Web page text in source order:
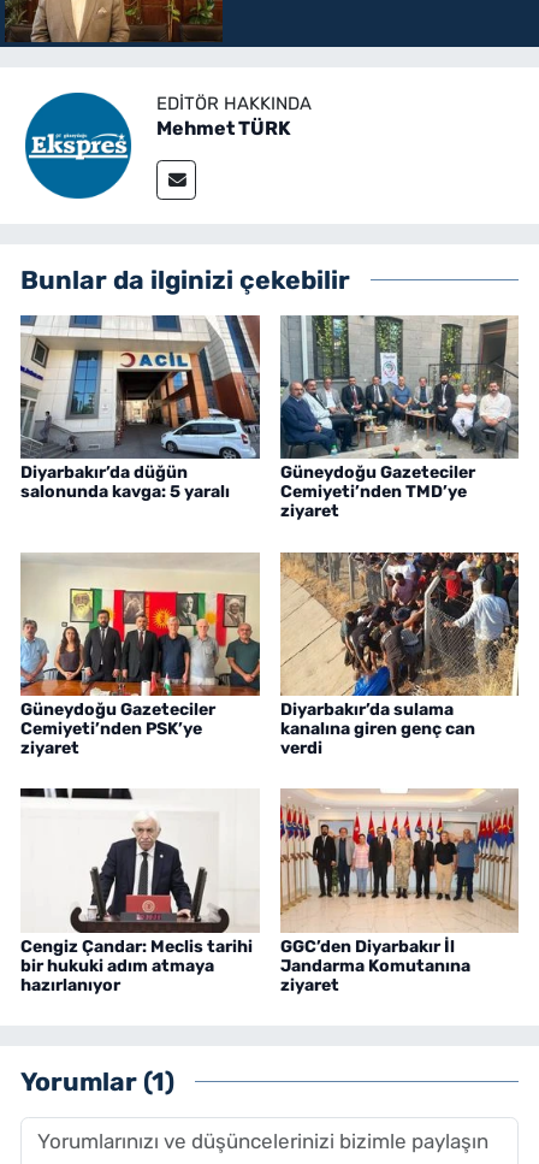
EDITÖR HAKKINDA
Mehmet TÜRK
Bunlar da ilginizi çekebilir
Diyarbakır’da düğün
salonunda kavga: 5 yaralı
Güneydoğu Gazeteciler
Cemiyeti’nden TMD’ye
ziyaret
Güneydoğu Gazeteciler
Cemiyeti’nden PSK’ye
ziyaret
Diyarbakır’da sulama
kanalına giren genç can
verdi
Cengiz Çandar: Meclis tarihi
bir hukuki adım atmaya
hazırlanıyor
GGC’den Diyarbakır İl
Jandarma Komutanına
ziyaret
Yorumlar (1)